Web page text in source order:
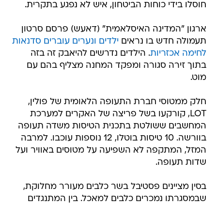
חוסלו בידי כוחות הביטחון, איש לא נפגע בתקרית.
ארגון "המדינה האיסלאמית" (דאעש) פרסם סרטון
תעמולה חדש בו נראים ילדים ונערים עוברים סדנאות
לחימה אכזריות. הילדים נדרשים להיאבק זה בזה
בתוך זירה סגורה ומפקד המחנה מצליף בהם עם
מוט.
חלק ממטוסי חברת התעופה הלאומית של פולין,
LOT, קורקעו בשל פריצה של האקרים למערכת
המחשבים ששולטת בתכנית הטיסות משדה תעופה
בוורשה. 10 טיסות בוטלו, 12 נוספות עוכבו. למרבה
המזל, המתקפה לא השפיעה על מטוסים באוויר ועל
שדות תעופה.
בסין מציינים פסטיבל בשר כלבים מעורר מחלוקת,
שבמסגרתו נמכרים כלבים למאכל. בין המתנגדים